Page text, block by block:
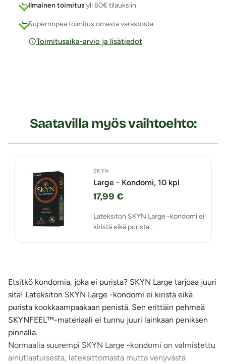
Ilmainen toimitus yli 60€ tilauksiin
Supernopea toimitus omasta varastosta
Toimitusaika-arvio ja lisätiedot
Saatavilla myös vaihtoehto:
SKYN
Large - Kondomi, 10 kpl
17,99 €
Lateksiton SKYN Large -kondomi ei
kiristä eikä purista
Etsitkö kondomia, joka ei purista? SKYN Large tarjoaa juuri
sitä! Lateksiton SKYN Large -kondomi ei kiristä eikä
purista kookkaampaakaan penistä. Sen erittäin pehmeä
SKYNFEEL™-materiaali ei tunnu juuri lainkaan peniksen
pinnalla.
Normaalia suurempi SKYN Large -kondomi on valmistettu
ainutlaatuisesta, lateksittomasta mutta venyvästä